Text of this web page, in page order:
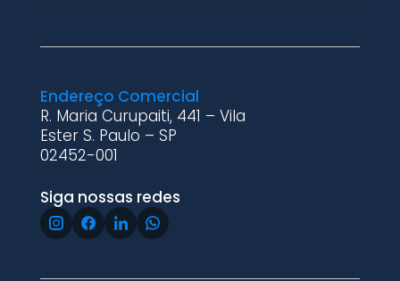
Endereço Comercial
R. Maria Curupaiti, 441 – Vila
Ester S. Paulo – SP
02452-001
Siga nossas redes